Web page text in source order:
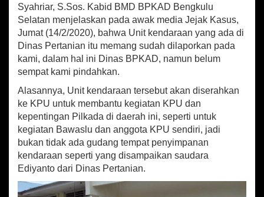
n
a
s
P
e
r
a
n
i
n
B
e
n
g
k
Syahriar, S.Sos. Kabid BMD BPKAD Bengkulu
Selatan menjelaskan pada awak media Jejak Kasus,
Jumat (14/2/2020), bahwa Unit kendaraan yang ada di
Dinas Pertanian itu memang sudah dilaporkan pada
kami, dalam hal ini Dinas BPKAD, namun belum
sempat kami pindahkan.
Alasannya, Unit kendaraan tersebut akan diserahkan
ke KPU untuk membantu kegiatan KPU dan
kepentingan Pilkada di daerah ini, seperti untuk
kegiatan Bawaslu dan anggota KPU sendiri, jadi
bukan tidak ada gudang tempat penyimpanan
kendaraan seperti yang disampaikan saudara
Ediyanto dari Dinas Pertanian.